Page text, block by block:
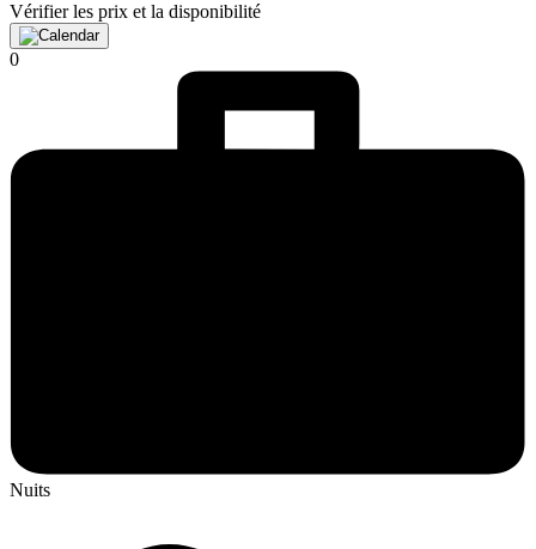
Vérifier les prix et la disponibilité
0
Nuits